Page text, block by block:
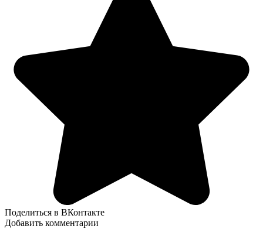
Поделиться в ВКонтакте
Добавить комментарии